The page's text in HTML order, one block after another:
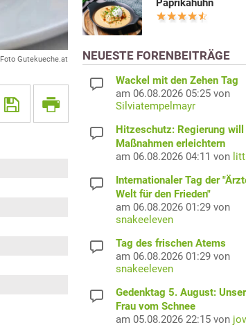
Foto Gutekueche.at NEUESTE FORENBEITRÄGE
Wackel mit den Zehen Tag
am 06.08.2026 05:25 von
Silviatempelmayr
Hitzeschutz: Regierung will
Maßnahmen erleichtern
am 06.08.2026 04:11 von
Internationaler Tag der
Welt für den Frieden"
am 06.08.2026 01:29 von
snakeeleven
Tag des frischen Atems
am 06.08.2026 01:29 von
snakeeleven
Gedenktag 5. August:
Frau vom Schnee
am 05.08.2026 22:15 von